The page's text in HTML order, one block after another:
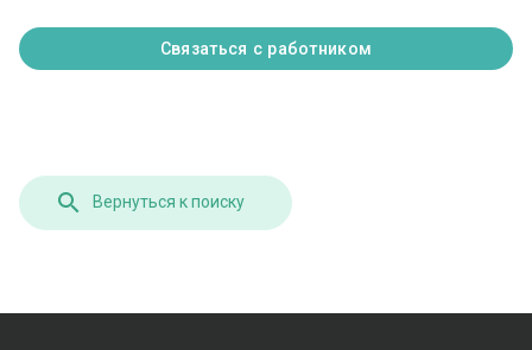
Связаться с работником
Вернуться к поиску